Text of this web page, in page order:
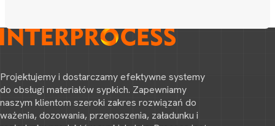
Projektujemy i dostarczamy efektywne systemy
do obsługi materiałów sypkich. Zapewniamy
naszym klientom szeroki zakres rozwiązań do
ważenia, dozowania, przenoszenia, załadunku i